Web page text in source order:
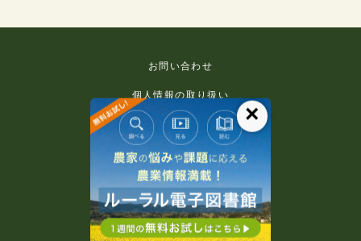
お問い合わせ
個人情報の取り扱い
免責事項
利用規約
推奨環境
著作権等について
×